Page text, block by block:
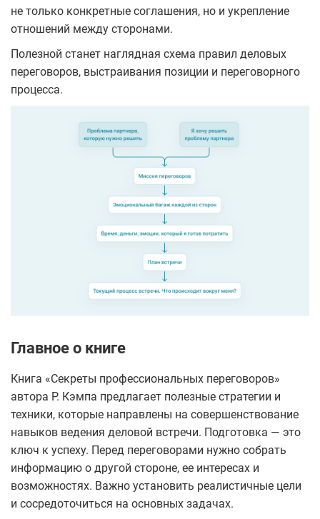
не только конкретные соглашения, но и укрепление
отношений между сторонами.
Полезной станет наглядная схема правил деловых
переговоров, выстраивания позиции и переговорного
процесса.
Главное о книге
Книга «Секреты профессиональных переговоров»
автора Р. Кэмпа предлагает полезные стратегии и
техники, которые направлены на совершенствование
навыков ведения деловой встречи. Подготовка — это
ключ к успеху. Перед переговорами нужно собрать
информацию о другой стороне, ее интересах и
возможностях. Важно установить реалистичные цели
и сосредоточиться на основных задачах.